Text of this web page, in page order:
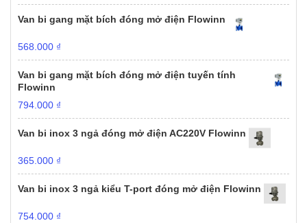
Van bi gang mặt bích đóng mở điện Flowinn
568.000 ₫
Van bi gang mặt bích đóng mở điện tuyến tính
Flowinn
794.000 ₫
Van bi inox 3 ngả đóng mở điện AC220V Flowinn
365.000 ₫
Van bi inox 3 ngả kiểu T-port đóng mở điện Flowinn
754.000 ₫